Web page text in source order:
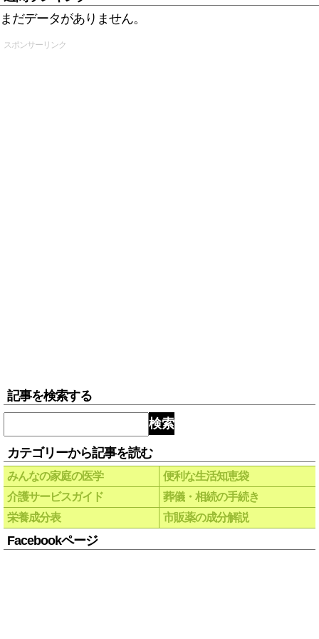
まだデータがありません。
スポンサーリンク
記事を検索する
検索
カテゴリーから記事を読む
みんなの家庭の医学
便利な生活知恵袋
介護サービスガイド
葬儀・相続の手続き
栄養成分表
市販薬の成分解説
Facebookページ